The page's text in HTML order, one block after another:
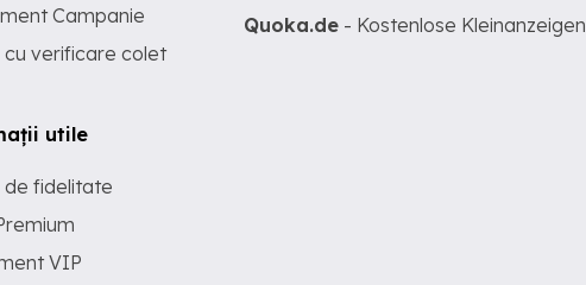
Campanie
cu verificare colet
utile
de fidelitate
VIP
Quoka.de - Kostenlose Kleinanzeigen